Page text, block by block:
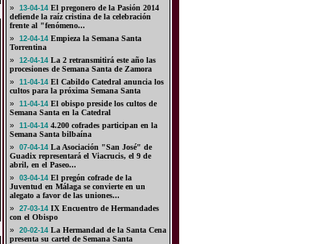
»
13-04-14El pregonero de la Pasión 2014
defiende la raíz cristina de la celebración
frente al "fenómeno...
»
12-04-14Empieza la Semana Santa
Torrentina
»
12-04-14La 2 retransmitirá este año las
procesiones de Semana Santa de Zamora
»
11-04-14El Cabildo Catedral anuncia los
cultos para la próxima Semana Santa
»
11-04-14El obispo preside los cultos de
Semana Santa en la Catedral
»
11-04-144.200 cofrades participan en la
Semana Santa bilbaína
»
07-04-14La Asociación "San José" de
Guadix representará el Viacrucis, el 9 de
abril, en el Paseo...
»
03-04-14El pregón cofrade de la
Juventud en Málaga se convierte en un
alegato a favor de las uniones...
»
27-03-14IX Encuentro de Hermandades
con el Obispo
»
20-02-14La Hermandad de la Santa Cena
presenta su cartel de Semana Santa